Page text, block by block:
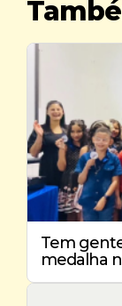
Tem
medalha